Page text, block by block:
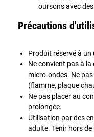
oursons avec
Précautions
Produit réservé à
Ne convient pas à
micro-ondes. Ne
(flamme, plaque
Ne pas placer au
prolongée.
Utilisation par des
adulte. Tenir hors